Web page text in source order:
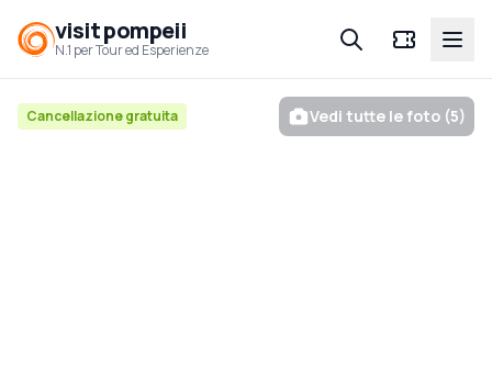
visit pompeii
N.1 per Tour ed Esperienze
Cancellazione gratuita Vedi tutte le foto (5)